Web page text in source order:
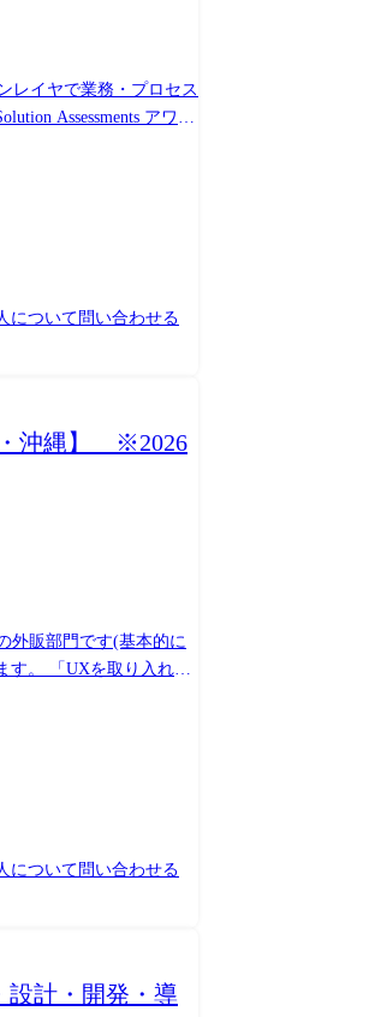
Assessments アワー
開発メンバーおよび関
高めたい人、純粋に技
について問い合わせる
・沖縄】 ※2026
。 「UXを取り入れた
折衝、追加提案、 ・複
のある組織運営を担っ
について問い合わせる
計・開発・導